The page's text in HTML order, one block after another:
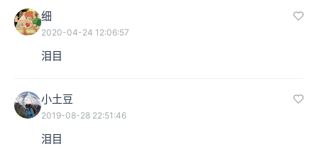
细
2020-04-24 12:06:57
泪目
小土豆
2019-08-28 22:51:46
泪目